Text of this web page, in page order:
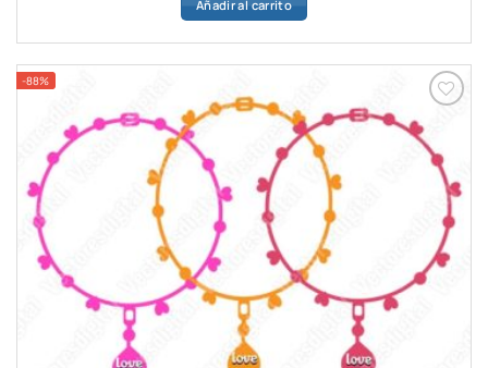
original
$ 8.00.
actual
$ 1.00.
Añadir al carrito
-88%